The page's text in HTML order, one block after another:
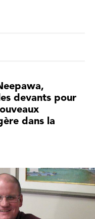
devants pour
dans la